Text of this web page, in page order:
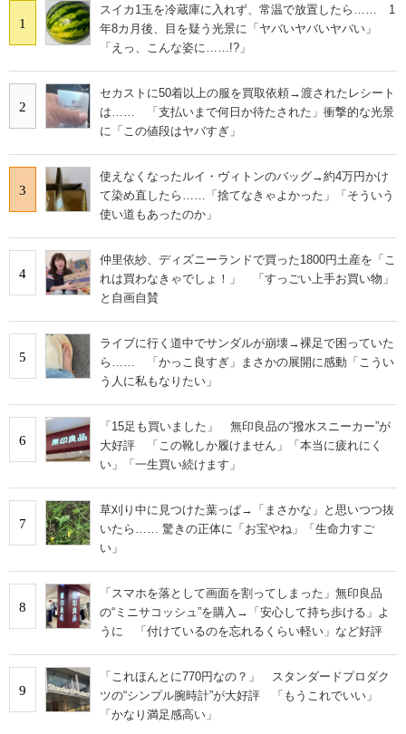
1
スイカ1玉を冷蔵庫に入れず、常温で放置したら…… 1
年8カ月後、目を疑う光景に「ヤバいヤバいヤバい」
「えっ、こんな姿に……!?」
2
セカストに50着以上の服を買取依頼→渡されたレシート
は…… 「支払いまで何日か待たされた」衝撃的な光景
に「この値段はヤバすぎ」
3
使えなくなったルイ・ヴィトンのバッグ→約4万円かけ
て染め直したら……「捨てなきゃよかった」「そういう
使い道もあったのか」
4
仲里依紗、ディズニーランドで買った1800円土産を「こ
れは買わなきゃでしょ！」 「すっごい上手お買い物」
と自画自賛
5
ライブに行く道中でサンダルが崩壊→裸足で困っていた
ら…… 「かっこ良すぎ」まさかの展開に感動「こうい
う人に私もなりたい」
6
「15足も買いました」 無印良品の“撥水スニーカー”が
大好評 「この靴しか履けません」「本当に疲れにく
い」「一生買い続けます」
7
草刈り中に見つけた葉っぱ→「まさかな」と思いつつ抜
いたら…… 驚きの正体に「お宝やね」「生命力すご
い」
8
「スマホを落として画面を割ってしまった」無印良品
の“ミニサコッシュ”を購入→「安心して持ち歩ける」よ
うに 「付けているのを忘れるくらい軽い」など好評
9
「これほんとに770円なの？」 スタンダードプロダク
ツの“シンプル腕時計”が大好評 「もうこれでいい」
「かなり満足感高い」